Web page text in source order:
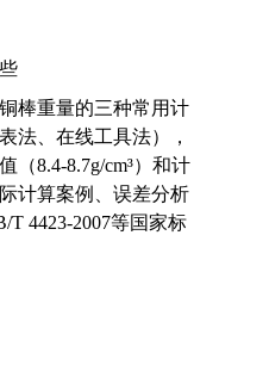
棒重量的三种常用计
法、在线工具法），
（8.4-8.7g/cm³）和计
计算案例、误差分析
T 4423-2007等国家标